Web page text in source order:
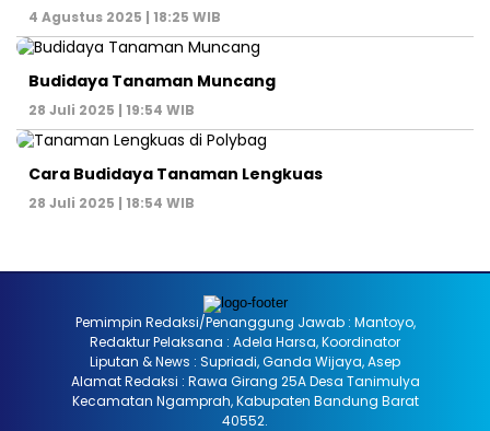
4 Agustus 2025 | 18:25 WIB
Budidaya Tanaman Muncang
28 Juli 2025 | 19:54 WIB
Cara Budidaya Tanaman Lengkuas
28 Juli 2025 | 18:54 WIB
Pemimpin Redaksi/Penanggung Jawab : Mantoyo,
Redaktur Pelaksana : Adela Harsa, Koordinator
Liputan & News : Supriadi, Ganda Wijaya, Asep
Alamat Redaksi : Rawa Girang 25A Desa Tanimulya
Kecamatan Ngamprah, Kabupaten Bandung Barat
40552.